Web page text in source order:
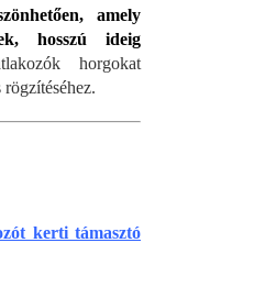
amely
hosszú ideig
horgokat
kerti támasztó